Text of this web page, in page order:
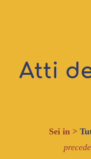
Atti
Sei in >